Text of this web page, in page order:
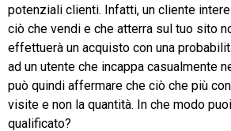
potenziali clienti. Infatti, un cliente
ciò che vendi e che atterra sul tuo sito
effettuerà un acquisto con una
ad un utente che incappa casualmente
può quindi affermare che ciò che più
visite e non la quantità. In che modo
qualificato?